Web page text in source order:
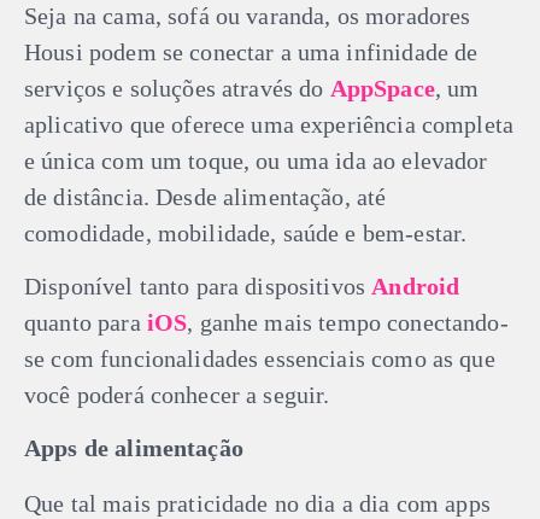
Seja na cama, sofá ou varanda, os moradores
Housi podem se conectar a uma infinidade de
serviços e soluções através do AppSpace, um
aplicativo que oferece uma experiência completa
e única com um toque, ou uma ida ao elevador
de distância. Desde alimentação, até
comodidade, mobilidade, saúde e bem-estar.
Disponível tanto para dispositivos Android
quanto para iOS, ganhe mais tempo conectando-
se com funcionalidades essenciais como as que
você poderá conhecer a seguir.
Apps de alimentação
Que tal mais praticidade no dia a dia com apps